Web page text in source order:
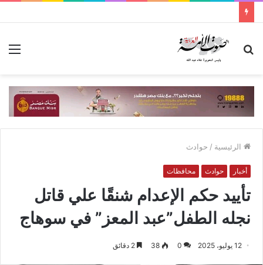
بحث
الرئيسية / حوادث
أخبار حوادث محافظات
تأييد حكم الإعدام شنقًا علي قاتل
نجله الطفل”عبد المعز” في سوهاج
12 يوليو، 2025 0
38